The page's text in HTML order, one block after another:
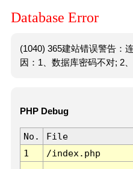
Database Error
(1040) 365建站错误警告：
因：1、数据库密码不对; 2
PHP Debug
No. File
1
/index.php